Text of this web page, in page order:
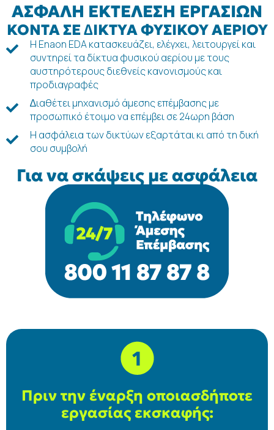
ΑΣΦΑΛΗ ΕΚΤΕΛΕΣΗ ΕΡΓΑΣΙΩΝ
ΚΟΝΤΑ ΣΕ ∆ΙΚΤΥΑ ΦΥΣΙΚΟΥ ΑΕΡΙΟΥ
Η Enaon EDA κατασκευάζει, ελέγχει, λειτουργεί και
συντηρεί τα δίκτυα φυσικού αερίου με τους
αυστηρότερους διεθνείς κανονισμούς και
προδιαγραφές
∆ιαθέτει μηχανισμό άμεσης επέμβασης με
προσωπικό έτοιμο να επέμβει σε 24ωρη βάση
Η ασφάλεια των δικτύων εξαρτάται κι από τη δική
σου συμβολή
Για να σκάψεις με ασφάλεια
Πριν την έναρξη οποιασδήποτε
εργασίας εκσκαφής: